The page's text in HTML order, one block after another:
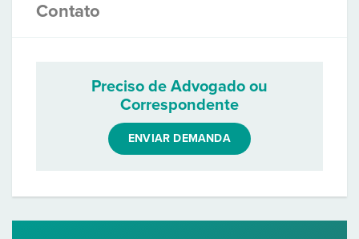
Contato
Preciso de Advogado ou
Correspondente
ENVIAR DEMANDA